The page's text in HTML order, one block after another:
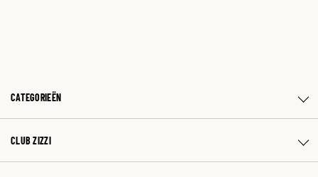
CATEGORIEËN
CLUB ZIZZI